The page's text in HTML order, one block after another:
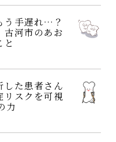
う手遅れ…？
古河市のあお
した患者さん
リスクを可視
力